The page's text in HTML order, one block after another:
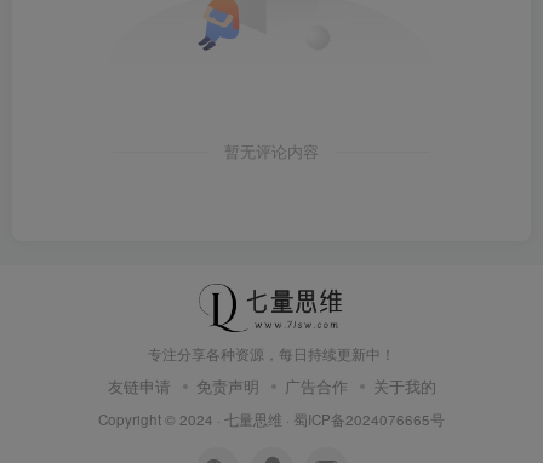
暂无评论内容
专注分享各种资源，每日持续更新中！
友链申请 免责声明 广告合作 关于我的
Copyright © 2024 · 七量思维 · 蜀ICP备2024076665号